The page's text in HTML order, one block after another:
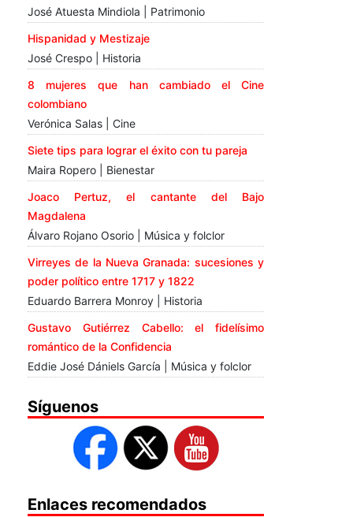
José Atuesta Mindiola | Patrimonio
Hispanidad y Mestizaje
José Crespo | Historia
8 mujeres que han cambiado el Cine
colombiano
Verónica Salas | Cine
Siete tips para lograr el éxito con tu pareja
Maira Ropero | Bienestar
Joaco Pertuz, el cantante del Bajo
Magdalena
Álvaro Rojano Osorio | Música y folclor
Virreyes de la Nueva Granada: sucesiones y
poder político entre 1717 y 1822
Eduardo Barrera Monroy | Historia
Gustavo Gutiérrez Cabello: el fidelísimo
romántico de la Confidencia
Eddie José Dániels García | Música y folclor
Síguenos
Enlaces recomendados